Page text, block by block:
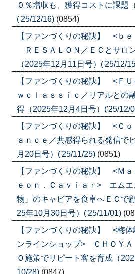
０％増収も、獲得コストに課題
('25/12/16) (0854)
【ファンづくりの秘訣】 <ｂ
ＲＥＳＡＬＯＮ／ＥＣとサロ
（2025年12月11日号）('25/12/
【ファンづくりの秘訣】 <Ｆ
ｗｃｌａｓｓｉｃ／リアルとの
得（2025年12月4日号）('25/12/
【ファンづくりの秘訣】 <Ｃ
ａｎｃｅ／共感得られる発信で
月20日号）('25/11/25) (0851)
【ファンづくりの秘訣】 <Ｍ
ｅｏｎ．Ｃａｖｉａｒ> エム
物」のキャビアを食卓へＥＣで
25年10月30日号）('25/11/01)
【ファンづくりの秘訣】 <梅
ンラインショップ> ＣＨＯＹ
Ｏ施策でリピート客を育成（